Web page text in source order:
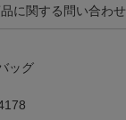
に関する問い合わせ
ッグ